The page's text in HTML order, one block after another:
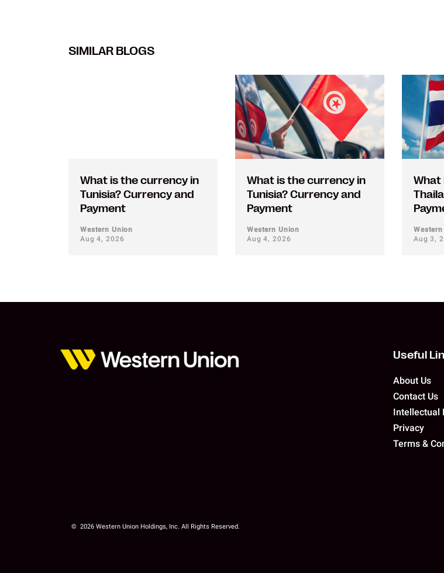
SIMILAR BLOGS
What is the currency in
Tunisia? Currency and
Payment
Western Union
Aug 4, 2026
What is the currency in
Tunisia? Currency and
Payment
Western Union
Aug 4, 2026
What
Aug 3,
Useful
About Us
Contact Us
Intellectual
Privacy
Terms &
© 2026 Western Union Holdings, Inc. All Rights Reserved.